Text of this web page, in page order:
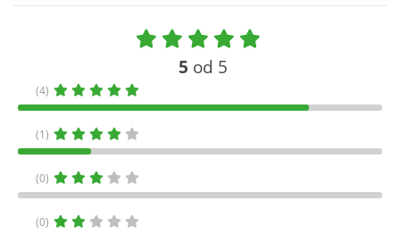
5 od 5
(4)
(1)
(0)
(0)